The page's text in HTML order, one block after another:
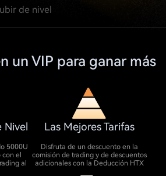
de nivel
un VIP para ganar más
Nivel
5000U
el
al
Las Mejores Tarifas
Disfruta de un descuento en la
comisión de trading y de descuentos
adicionales con la Deducción HTX